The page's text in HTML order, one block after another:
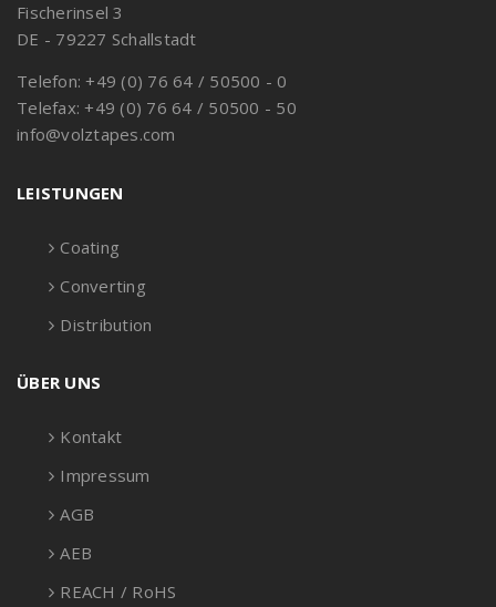
Fischerinsel 3
DE - 79227 Schallstadt
Telefon: +49 (0) 76 64 / 50500 - 0
Telefax: +49 (0) 76 64 / 50500 - 50
info@volztapes.com
LEISTUNGEN
Coating
Converting
Distribution
ÜBER UNS
Kontakt
Impressum
AGB
AEB
REACH / RoHS